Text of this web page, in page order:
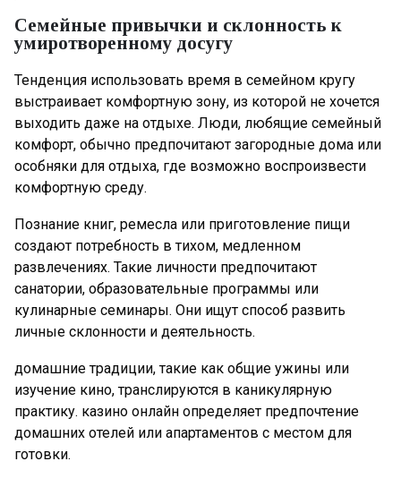
Семейные привычки и склонность к
умиротворенному досугу
Тенденция использовать время в семейном кругу
выстраивает комфортную зону, из которой не хочется
выходить даже на отдыхе. Люди, любящие семейный
комфорт, обычно предпочитают загородные дома или
особняки для отдыха, где возможно воспроизвести
комфортную среду.
Познание книг, ремесла или приготовление пищи
создают потребность в тихом, медленном
развлечениях. Такие личности предпочитают
санатории, образовательные программы или
кулинарные семинары. Они ищут способ развить
личные склонности и деятельность.
домашние традиции, такие как общие ужины или
изучение кино, транслируются в каникулярную
практику. казино онлайн определяет предпочтение
домашних отелей или апартаментов с местом для
готовки.